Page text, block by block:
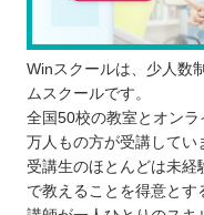
Winスクールは、少人数
ムスクールです。
全国50校の教室とオン
万人もの方が受講してい
受講生のほとんどは未経
で教えることを得意とす